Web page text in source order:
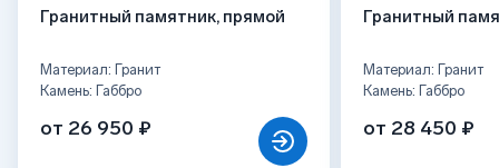
Гранитный памятник, прямой
Материал: Гранит
Камень: Габбро
от 26 950 ₽
Гранитный
Материал: Гранит
Камень: Габбро
от 28 450 ₽